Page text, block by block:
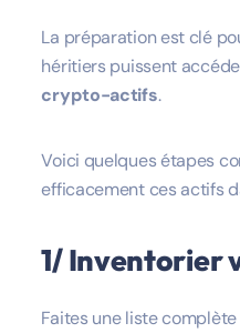
La préparation est clé
héritiers puissent
crypto-actifs.
Voici quelques étapes
efficacement ces actifs
1/ Inventorier
Faites une liste